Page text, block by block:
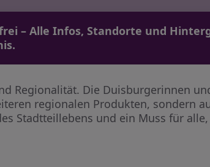
– Alle Infos, Standorte und
Regionalität. Die Duisburgerinnen
regionalen Produkten, sondern
Stadtteillebens und ein Muss für